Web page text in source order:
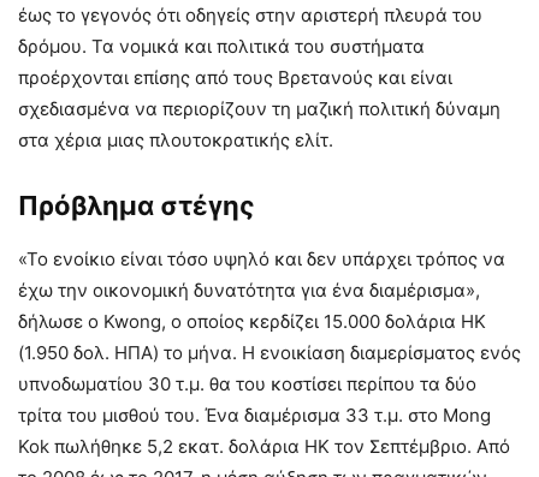
έως το γεγονός ότι οδηγείς στην αριστερή πλευρά του
δρόμου. Τα νομικά και πολιτικά του συστήματα
προέρχονται επίσης από τους Βρετανούς και είναι
σχεδιασμένα να περιορίζουν τη μαζική πολιτική δύναμη
στα χέρια μιας πλουτοκρατικής ελίτ.
Πρόβλημα στέγης
«Το ενοίκιο είναι τόσο υψηλό και δεν υπάρχει τρόπος να
έχω την οικονομική δυνατότητα για ένα διαμέρισμα»,
δήλωσε ο Kwong, ο οποίος κερδίζει 15.000 δολάρια HK
(1.950 δολ. ΗΠΑ) το μήνα. Η ενοικίαση διαμερίσματος ενός
υπνοδωματίου 30 τ.μ. θα του κοστίσει περίπου τα δύο
τρίτα του μισθού του. Ένα διαμέρισμα 33 τ.μ. στο Mong
Kok πωλήθηκε 5,2 εκατ. δολάρια ΗΚ τον Σεπτέμβριο. Από